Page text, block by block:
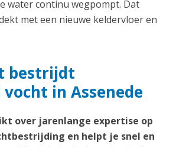
water continu wegpompt. Dat
met een nieuwe keldervloer en
bestrijdt
in Assenede
over jarenlange expertise op
en helpt je snel en